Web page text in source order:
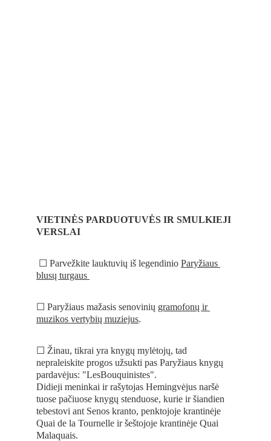
VIETINĖS PARDUOTUVĖS IR SMULKIEJI
VERSLAI
☐ Parvežkite lauktuvių iš legendinio Paryžiaus
blusų turgaus
☐ Paryžiaus mažasis senovinių gramofonų ir
muzikos vertybių muziejus.
☐ Žinau, tikrai yra knygų mylėtojų, tad
nepraleiskite progos užsukti pas Paryžiaus knygų
pardavėjus: "LesBouquinistes".
Didieji meninkai ir rašytojas Hemingvėjus naršė
tuose pačiuose knygų stenduose, kurie ir šiandien
tebestovi ant Senos kranto, penktojoje krantinėje
Quai de la Tournelle ir šeštojoje krantinėje Quai
Malaquais.